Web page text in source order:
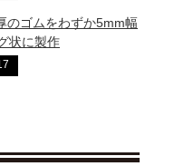
のゴムをわずか5mm幅
状に製作